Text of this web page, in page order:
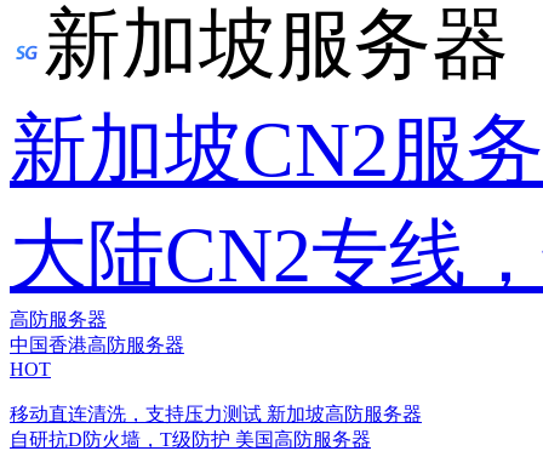
新加坡服务器
新加坡CN2服
大陆CN2专线
高防服务器
中国香港高防服务器
HOT
移动直连清洗，支持压力测试 新加坡高防服务器
自研抗D防火墙，T级防护 美国高防服务器